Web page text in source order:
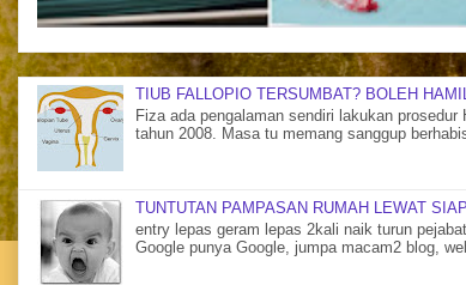
TIUB FALLOPIO TERSUMBAT? BOLEH
Fiza ada pengalaman sendiri lakukan prosedur
tahun 2008. Masa tu memang sanggup
TUNTUTAN PAMPASAN RUMAH LEWAT SIAP
entry lepas geram lepas 2kali naik turun pejabat
Google punya Google, jumpa macam2 blog,